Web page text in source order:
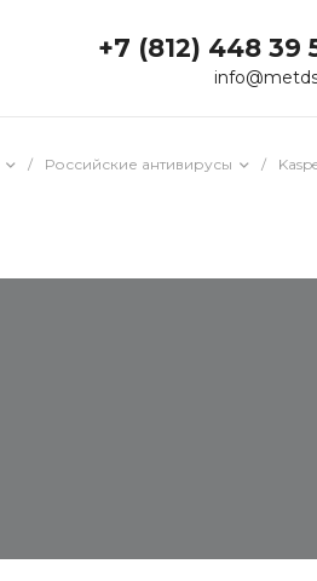
+7 (812) 448 39
/ Российские антивирусы /